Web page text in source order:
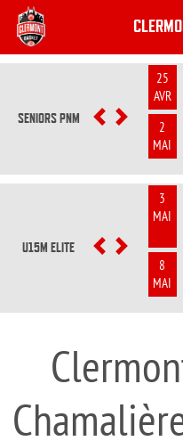
SENIORS PNM PREVIOUS
NEXT
25
AVR
2
MAI
U15M ELITE PREVIOUS
NEXT
3
MAI
8
MAI